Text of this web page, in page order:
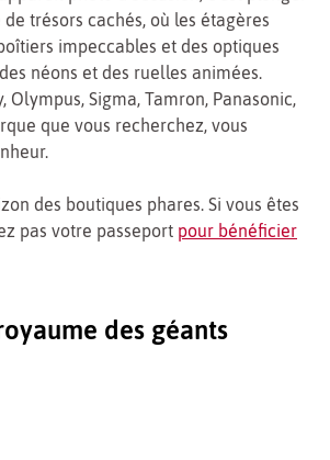
trésors cachés, où les étagères
impeccables et des optiques
néons et des ruelles animées.
Olympus, Sigma, Tamron, Panasonic,
que vous recherchez, vous
des boutiques phares. Si vous êtes
pas votre passeport pour bénéficier
des géants